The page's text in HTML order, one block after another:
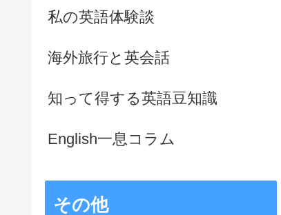
私の英語体験談
海外旅行と英会話
知って得する英語豆知識
English一息コラム
その他